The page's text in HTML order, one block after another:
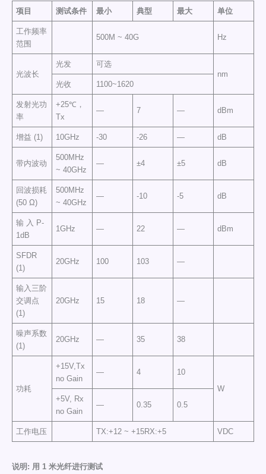
项目 测试条件 最小 典型 最大 单位
工作频率
范围
500M ~ 40G Hz
光波长
光发
可选
nm
光收
1100~1620
发射光功
率
+25℃，
Tx
— 7 — dBm
增益 (1) 10GHz -30 -26 — dB
带内波动
500MHz
~ 40GHz
— ±4 ±5 dB
回波损耗
(50 Ω)
500MHz
~ 40GHz
— -10 -5 dB
输 入 P-
1dB
1GHz — 22 — dBm
SFDR
(1)
20GHz 100 103 —
输入三阶
交调点
(1)
20GHz 15 18 —
噪声系数
(1)
20GHz — 35 38
功耗
+15V,Tx
no Gain
— 4
10
W
+5V, Rx
no Gain
— 0.35 0.5
工作电压 TX:+12 ~ +15RX:+5 VDC
说明: 用 1 米光纤进行测试